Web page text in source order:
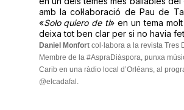
amb la col·laboració de Pau de
«Solo quiero de ti» en un tema
deixa tot ben clar per si no havia
Daniel Monfortcol·labora a la revista Tres
Membre de la #AspraDiàspora, punxa
Carib en una ràdio local d’Orléans, al
@elcadafal.